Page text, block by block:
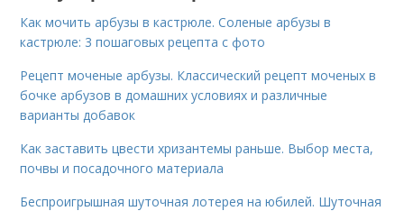
Как мочить арбузы в кастрюле. Соленые арбузы в
кастрюле: 3 пошаговых рецепта с фото
Рецепт моченые арбузы. Классический рецепт моченых в
бочке арбузов в домашних условиях и различные
варианты добавок
Как заставить цвести хризантемы раньше. Выбор места,
почвы и посадочного материала
Беспроигрышная шуточная лотерея на юбилей. Шуточная